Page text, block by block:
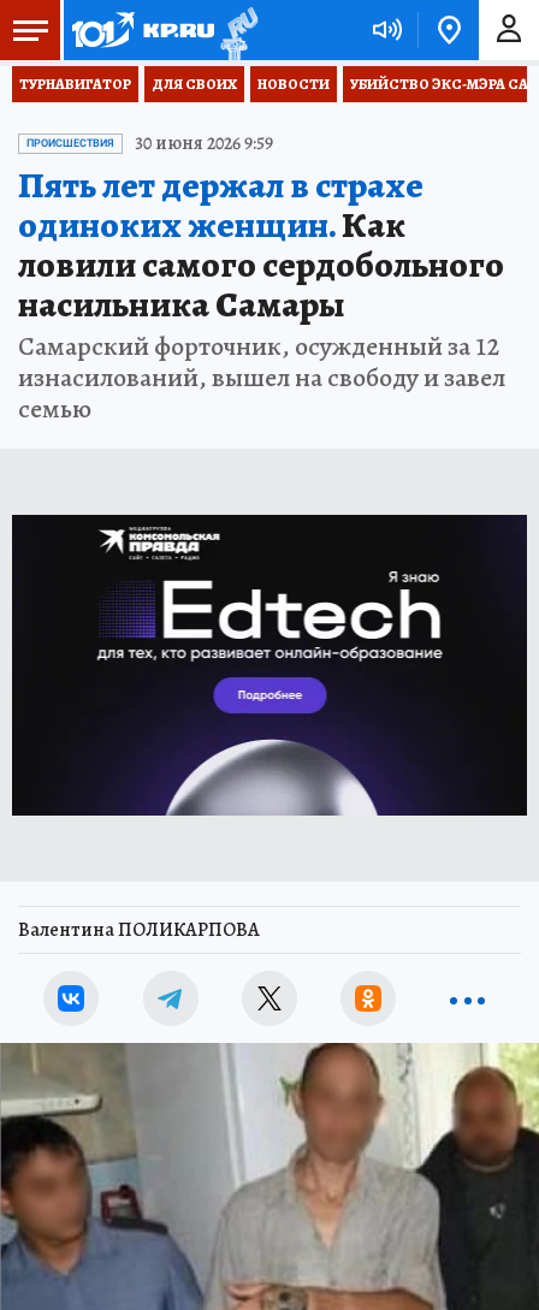
ТУРНАВИГАТОР ДЛЯ СВОИХ НОВОСТИ УБИЙСТВО ЭКС-МЭРА
ПРОИСШЕСТВИЯ 30 июня 2026 9:59
Пять лет держал в страхе
одиноких женщин.Как
ловили самого сердобольного
насильника Самары
Самарский форточник, осужденный за 12
изнасилований, вышел на свободу и завел
семью
Валентина ПОЛИКАРПОВА